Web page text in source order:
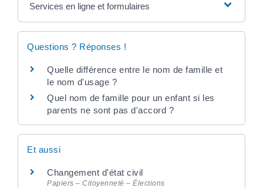
Services en ligne et formulaires
Questions ? Réponses !
Quelle différence entre le nom de famille et
le nom d'usage ?
Quel nom de famille pour un enfant si les
parents ne sont pas d'accord ?
Et aussi
Changement d'état civil
Papiers – Citoyenneté – Élections